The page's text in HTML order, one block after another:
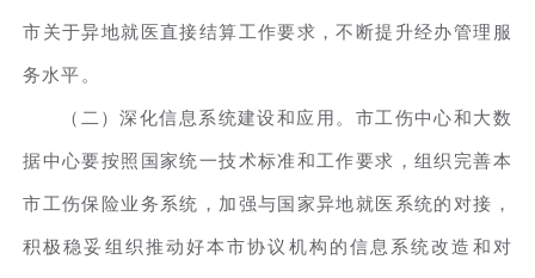
市关于异地就医直接结算工作要求，不断提升经办管理服
务水平。
（二）深化信息系统建设和应用。市工伤中心和大数
据中心要按照国家统一技术标准和工作要求，组织完善本
市工伤保险业务系统，加强与国家异地就医系统的对接，
积极稳妥组织推动好本市协议机构的信息系统改造和对